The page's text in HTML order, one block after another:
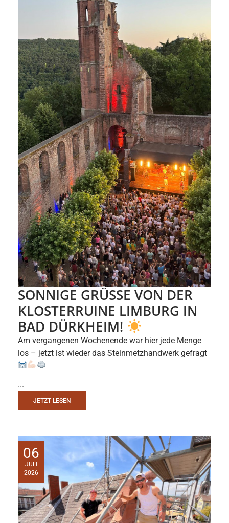
SONNIGE GRÜSSE VON DER K
LOSTERRUINE LIMBURG IN B
AD DÜRKHEIM!
Am vergangenen Wochenende war hier jede Menge
los – jetzt ist wieder das Steinmetzhandwerk gefragt
...
JETZT LESEN
06
JULI
2026